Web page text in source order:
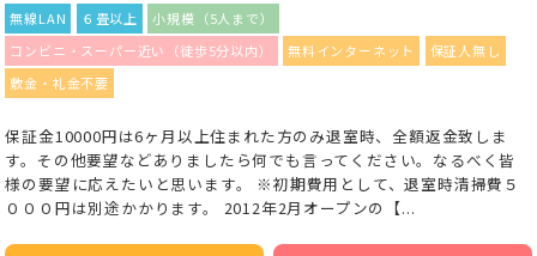
無線LAN ６畳以上
小規模（5人まで）
コンビニ・スーパー近い（徒歩5分以内）
無料インターネット
保証人無し
敷金・礼金不要
保証金10000円は6ヶ月以上住まれた方のみ退室時、全額返金致しま
す。その他要望などありましたら何でも言ってください。なるべく皆
様の要望に応えたいと思います。 ※初期費用として、退室時清掃費５
０００円は別途かかります。 2012年2月オープンの【...